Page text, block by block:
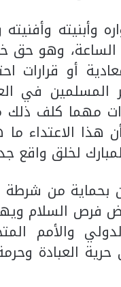
وأبنيته
وهو حق
أو قرارات
في
مهما كلف ذلك
هذا الاعتداء
لخلق واقع
من شرطة
فرص السلام
والأمم
حرية العبادة